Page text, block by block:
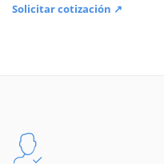
Solicitar cotización ↗